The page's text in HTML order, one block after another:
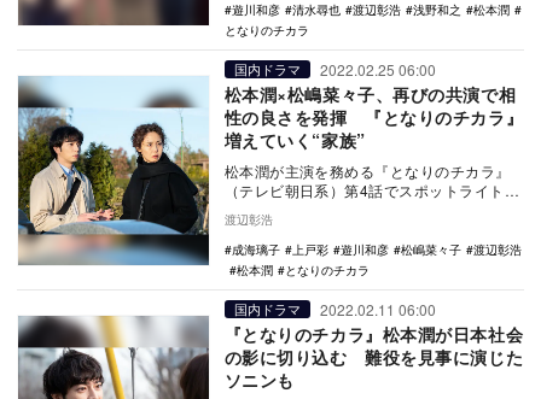
遊川和彦
清水尋也 渡辺彰浩 浅野和之
松本潤
となりのチカラ
国内ドラマ 2022.02.25 06:00
松本潤×松嶋菜々子、再びの共演で相
性の良さを発揮 『となりのチカラ』
増えていく“家族”
松本潤が主演を務める『となりのチカラ』
（テレビ朝日系）第4話でスポットライトが
当たるのは道尾頼子（松嶋菜々子）。松本
を筆頭に豪華…
渡辺彰浩
成海璃子
上戸彩 遊川和彦 松嶋菜々子
渡辺彰浩
松本潤
となりのチカラ
国内ドラマ 2022.02.11 06:00
『となりのチカラ』松本潤が日本社会
の影に切り込む 難役を見事に演じた
ソニンも